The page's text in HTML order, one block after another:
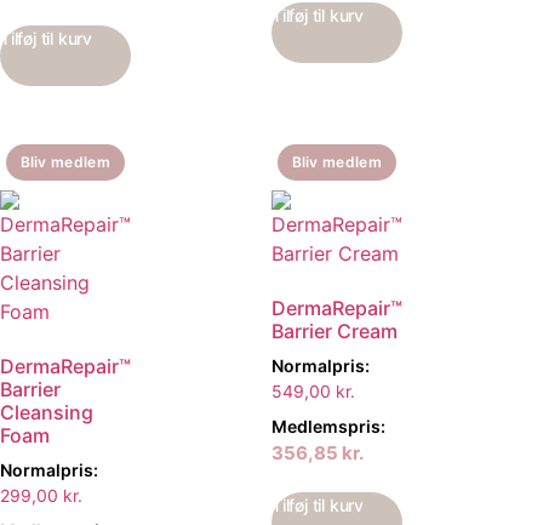
Tilføj til kurv
Tilføj til kurv
Bliv medlem
DermaRepair™
Barrier
Cleansing
Foam
Normalpris:
299,00 kr.
Bliv medlem
DermaRepair™
Barrier Cream
Normalpris:
549,00 kr.
Medlemspris:
356,85 kr.
Tilføj til kurv